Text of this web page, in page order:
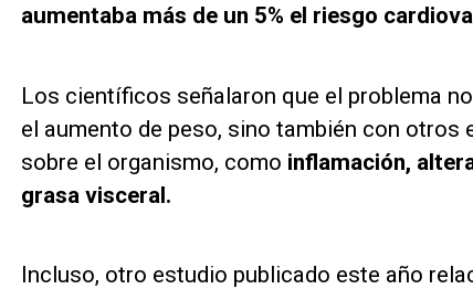
aumentaba más de un 5% el riesgo
Los científicos señalaron que el problema
el aumento de peso, sino también con
sobre el organismo, como inflamación,
grasa visceral.
Incluso, otro estudio publicado este año